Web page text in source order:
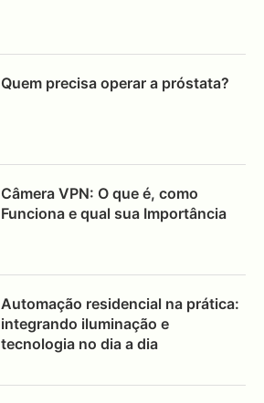
Quem precisa operar a próstata?
Câmera VPN: O que é, como
Funciona e qual sua Importância
Automação residencial na prática:
integrando iluminação e
tecnologia no dia a dia